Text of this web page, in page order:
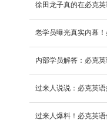
徐田龙子真的在必克
老学员曝光真实内幕
内部学员解答：必克
过来人说说：必克英
过来人爆料！必克英